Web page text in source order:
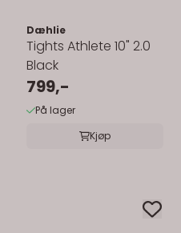
Dæhlie
Tights Athlete 10" 2.0
Black
799,-
På lager
Kjøp